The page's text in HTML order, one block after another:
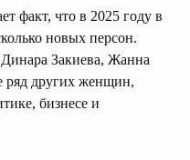
факт, что в 2025 году в
новых персон.
Закиева, Жанна
ряд других женщин,
бизнесе и